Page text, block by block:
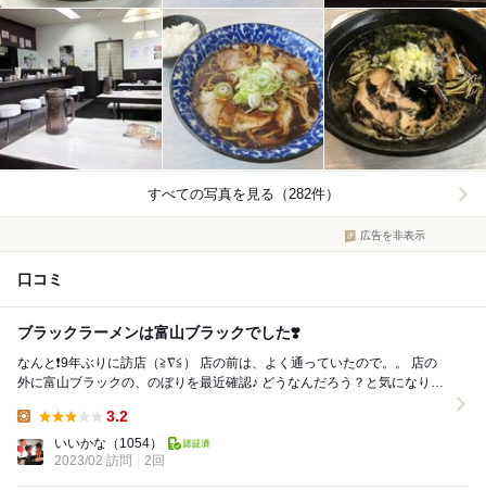
すべての写真を見る（282件）
広告を非表示
口コミ
ブラックラーメンは富山ブラックでした❣️
なんと❗️9年ぶりに訪店（≧∇≦） 店の前は、よく通っていたので。。 店の
外に富山ブラックの、のぼりを最近確認♪ どうなんだろう？と気になり訪
3.2
いいかな （1054）
2023/02 訪問
2回